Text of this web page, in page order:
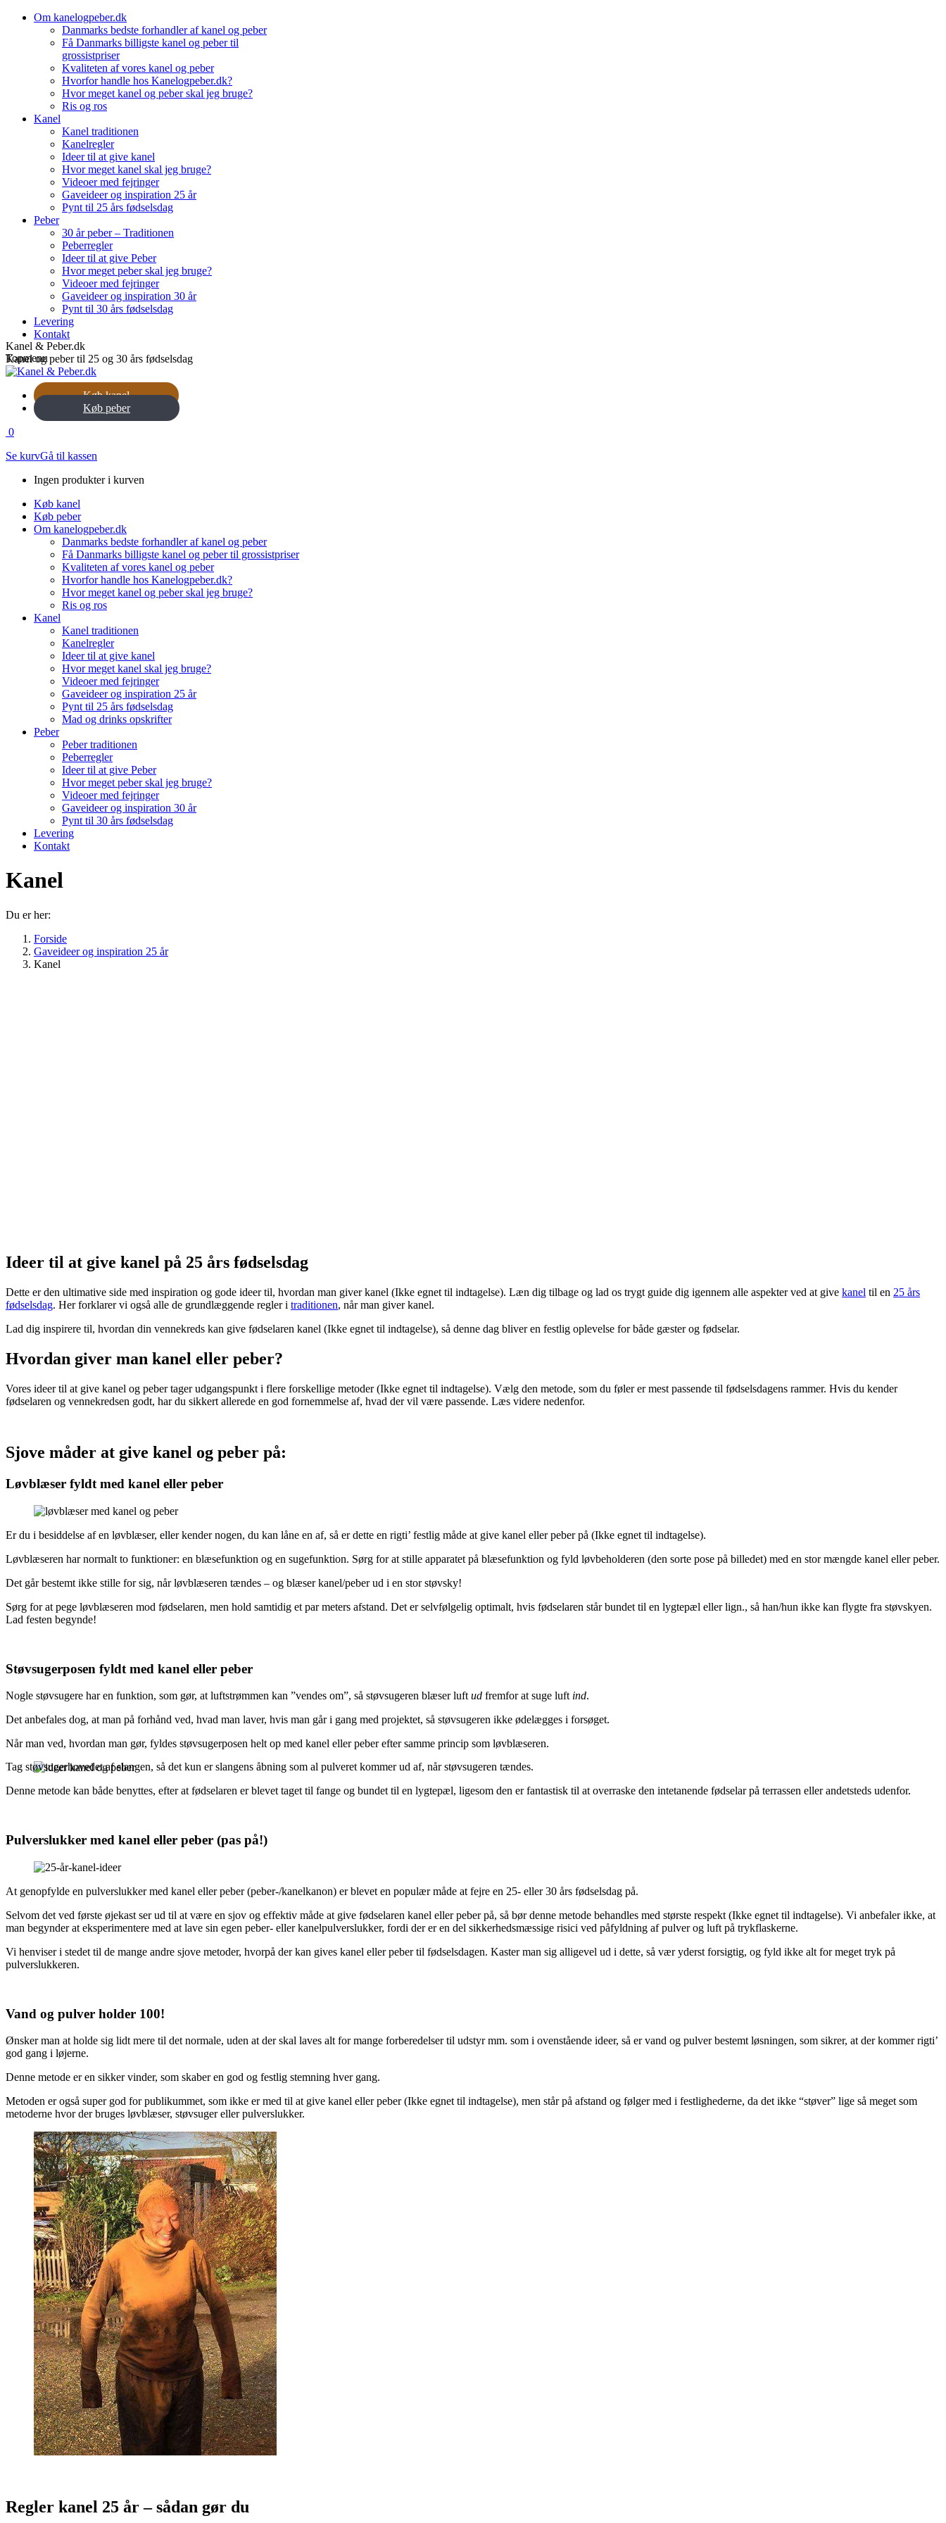
Skip
Om kanelogpeber.dk
Danmarks bedste forhandler af kanel og peber
Få Danmarks billigste kanel og peber til
grossistpriser
Kvaliteten af vores kanel og peber
Hvorfor handle hos Kanelogpeber.dk?
Hvor meget kanel og peber skal jeg bruge?
Ris og ros
Kanel
Kanel traditionen
Kanelregler
Ideer til at give kanel
Hvor meget kanel skal jeg bruge?
Videoer med fejringer
Gaveideer og inspiration 25 år
Pynt til 25 års fødselsdag
Peber
30 år peber – Traditionen
Peberregler
Ideer til at give Peber
Hvor meget peber skal jeg bruge?
Videoer med fejringer
Gaveideer og inspiration 30 år
Pynt til 30 års fødselsdag
Levering
Kontakt
Topmenu
Kanel & Peber.dk
Kanel og peber til 25 og 30 års fødselsdag
Køb kanel
Køb peber
0
Se kurvGå til kassen
Ingen produkter i kurven
Køb kanel
Køb peber
Om kanelogpeber.dk
Danmarks bedste forhandler af kanel og peber
Få Danmarks billigste kanel og peber til grossistpriser
Kvaliteten af vores kanel og peber
Hvorfor handle hos Kanelogpeber.dk?
Hvor meget kanel og peber skal jeg bruge?
Ris og ros
Kanel
Kanel traditionen
Kanelregler
Ideer til at give kanel
Hvor meget kanel skal jeg bruge?
Videoer med fejringer
Gaveideer og inspiration 25 år
Pynt til 25 års fødselsdag
Mad og drinks opskrifter
Peber
Peber traditionen
Peberregler
Ideer til at give Peber
Hvor meget peber skal jeg bruge?
Videoer med fejringer
Gaveideer og inspiration 30 år
Pynt til 30 års fødselsdag
Levering
Kontakt
Kanel
Du er her:
Forside
Gaveideer og inspiration 25 år
Kanel
Ideer til at give kanel på 25 års fødselsdag
Dette er den ultimative side med inspiration og gode ideer til, hvordan man giver kanel (Ikke egnet til indtagelse). Læn dig tilbage og lad os trygt guide dig igennem alle aspekter ved at give kanel til en 25 års
fødselsdag. Her forklarer vi også alle de grundlæggende regler i traditionen, når man giver kanel.
Lad dig inspirere til, hvordan din vennekreds kan give fødselaren kanel (Ikke egnet til indtagelse), så denne dag bliver en festlig oplevelse for både gæster og fødselar.
Hvordan giver man kanel eller peber?
Vores ideer til at give kanel og peber tager udgangspunkt i flere forskellige metoder (Ikke egnet til indtagelse). Vælg den metode, som du føler er mest passende til fødselsdagens rammer. Hvis du kender
fødselaren og vennekredsen godt, har du sikkert allerede en god fornemmelse af, hvad der vil være passende. Læs videre nedenfor.
Sjove måder at give kanel og peber på:
Løvblæser fyldt med kanel eller peber
Er du i besiddelse af en løvblæser, eller kender nogen, du kan låne en af, så er dette en rigti’ festlig måde at give kanel eller peber på (Ikke egnet til indtagelse).
Løvblæseren har normalt to funktioner: en blæsefunktion og en sugefunktion. Sørg for at stille apparatet på blæsefunktion og fyld løvbeholderen (den sorte pose på billedet) med en stor mængde kanel eller peber.
Det går bestemt ikke stille for sig, når løvblæseren tændes – og blæser kanel/peber ud i en stor støvsky!
Sørg for at pege løvblæseren mod fødselaren, men hold samtidig et par meters afstand. Det er selvfølgelig optimalt, hvis fødselaren står bundet til en lygtepæl eller lign., så han/hun ikke kan flygte fra støvskyen.
Lad festen begynde!
Støvsugerposen fyldt med kanel eller peber
Nogle støvsugere har en funktion, som gør, at luftstrømmen kan ”vendes om”, så støvsugeren blæser luftud fremfor at suge luft ind.
Det anbefales dog, at man på forhånd ved, hvad man laver, hvis man går i gang med projektet, så støvsugeren ikke ødelægges i forsøget.
Når man ved, hvordan man gør, fyldes støvsugerposen helt op med kanel eller peber efter samme princip som løvblæseren.
Tag støvsugerhovedet af slangen, så det kun er slangens åbning som al pulveret kommer ud af, når støvsugeren tændes.
Denne metode kan både benyttes, efter at fødselaren er blevet taget til fange og bundet til en lygtepæl, ligesom den er fantastisk til at overraske den intetanende fødselar på terrassen eller andetsteds udenfor.
Pulverslukker med kanel eller peber (pas på!)
At genopfylde en pulverslukker med kanel eller peber (peber-/kanelkanon) er blevet en populær måde at fejre en 25- eller 30 års fødselsdag på.
Selvom det ved første øjekast ser ud til at være en sjov og effektiv måde at give fødselaren kanel eller peber på, så bør denne metode behandles med største respekt (Ikke egnet til indtagelse). Vi anbefaler ikke, at
man begynder at eksperimentere med at lave sin egen peber- eller kanelpulverslukker, fordi der er en del sikkerhedsmæssige risici ved påfyldning af pulver og luft på trykflaskerne.
Vi henviser i stedet til de mange andre sjove metoder, hvorpå der kan gives kanel eller peber til fødselsdagen. Kaster man sig alligevel ud i dette, så vær yderst forsigtig, og fyld ikke alt for meget tryk på
pulverslukkeren.
Vand og pulver holder 100!
Ønsker man at holde sig lidt mere til det normale, uden at der skal laves alt for mange forberedelser til udstyr mm. som i ovenstående ideer, så er vand og pulver bestemt løsningen, som sikrer, at der kommer rigti’
god gang i løjerne.
Denne metode er en sikker vinder, som skaber en god og festlig stemning hver gang.
Metoden er også super god for publikummet, som ikke er med til at give kanel eller peber (Ikke egnet til indtagelse), men står på afstand og følger med i festlighederne, da det ikke “støver” lige så meget som
metoderne hvor der bruges løvblæser, støvsuger eller pulverslukker.
Regler kanel 25 år – sådan gør du